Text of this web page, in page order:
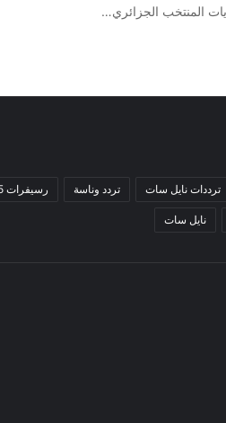
المنتخب الجزائري…
ترددات نايل سات تردد وناسة رسيفرات h265
نايل سات